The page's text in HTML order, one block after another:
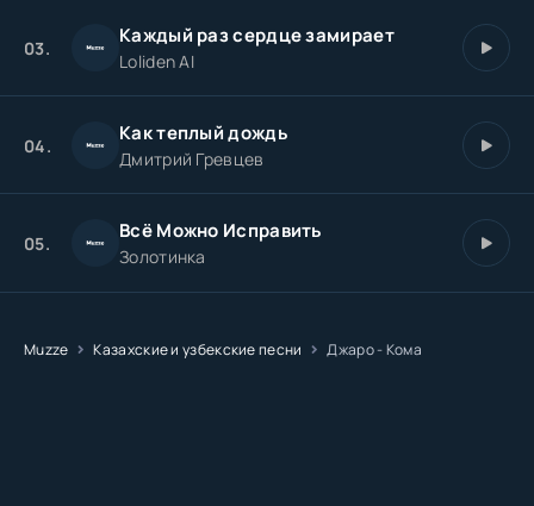
03. Каждый раз сердце замирает
Loliden AI
04. Как теплый дождь
Дмитрий Гревцев
05. Всё Можно Исправить
Золотинка
Muzze Казахские и узбекские песни Джаро - Кома